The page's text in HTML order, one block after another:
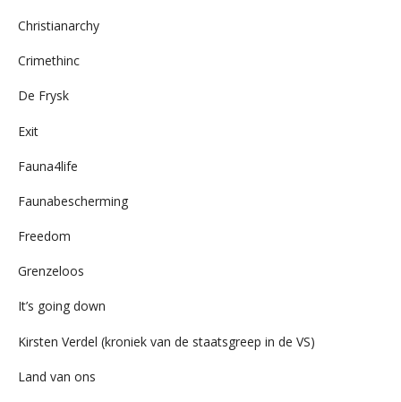
Christianarchy
Crimethinc
De Frysk
Exit
Fauna4life
Faunabescherming
Freedom
Grenzeloos
It’s going down
Kirsten Verdel (kroniek van de staatsgreep in de VS)
Land van ons